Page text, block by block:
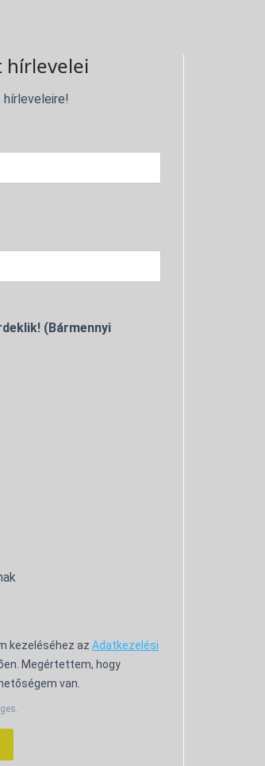
hírlevelei
(Bármennyi
kezeléséhez az Adatkezelési
Megértettem, hogy
van.